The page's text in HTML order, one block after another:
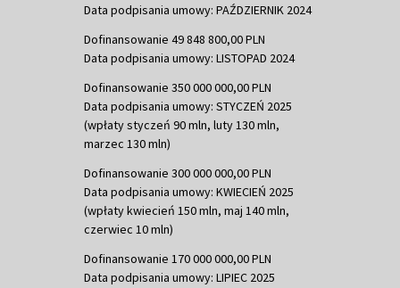
Data podpisania umowy: PAŹDZIERNIK 2024
Dofinansowanie 49 848 800,00 PLN
Data podpisania umowy: LISTOPAD 2024
Dofinansowanie 350 000 000,00 PLN
Data podpisania umowy: STYCZEŃ 2025
(wpłaty styczeń 90 mln, luty 130 mln,
marzec 130 mln)
Dofinansowanie 300 000 000,00 PLN
Data podpisania umowy: KWIECIEŃ 2025
(wpłaty kwiecień 150 mln, maj 140 mln,
czerwiec 10 mln)
Dofinansowanie 170 000 000,00 PLN
Data podpisania umowy: LIPIEC 2025